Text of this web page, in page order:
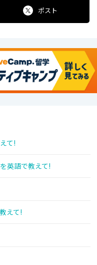
ポスト
て!
英語で教えて!
えて!